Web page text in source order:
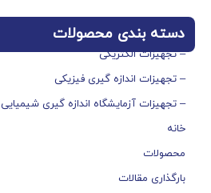
دسته بندی محصولات
– تجهیزات الکتریکی
– تجهیزات اندازه گیری فیزیکی
– تجهیزات آزمایشگاه اندازه گیری شیمیایی
خانه
محصولات
بارگذاری مقالات